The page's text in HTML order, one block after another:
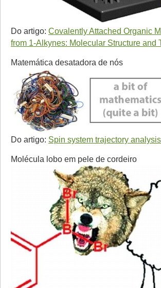
Do artigo: Covalently Attached Organic
from 1-Alkynes: Molecular Structure and
Matemática desatadora de nós
Do artigo: Spin system trajectory
Molécula lobo em pele de cordeiro